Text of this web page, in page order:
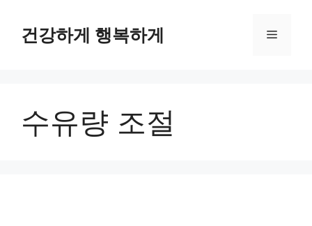
건강하게 행복하게 메
수유량 조절